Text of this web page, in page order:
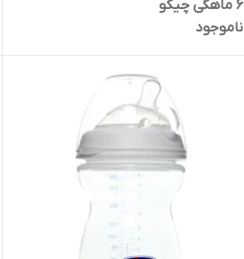
6 ماهگی چیکو
ناموجود